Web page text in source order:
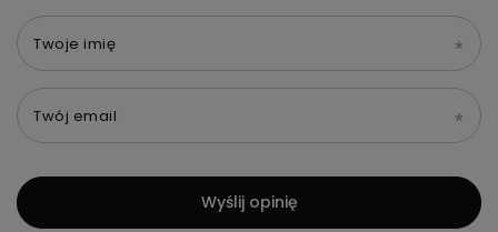
Twoje imię
Twój email
Wyślij opinię